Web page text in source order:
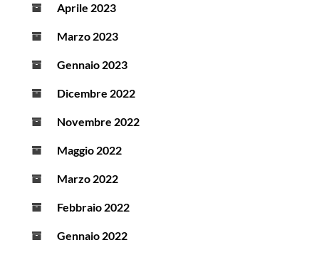
Aprile 2023
Marzo 2023
Gennaio 2023
Dicembre 2022
Novembre 2022
Maggio 2022
Marzo 2022
Febbraio 2022
Gennaio 2022